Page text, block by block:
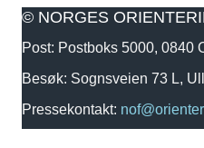
© NORGES
Post: Postboks 5000, 0840
Besøk: Sognsveien 73 L,
Pressekontakt: